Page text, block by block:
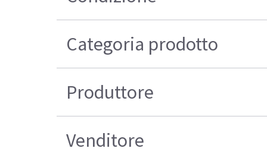
Categoria prodotto
Produttore
Venditore